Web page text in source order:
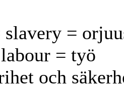
=
= työ
och